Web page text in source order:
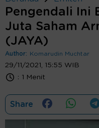
Pengendali Ini
Juta Saham
(JAYA)
Author: Komarudin Muchtar
29/11/2021, 15:55 WIB
: 1 Menit
Share